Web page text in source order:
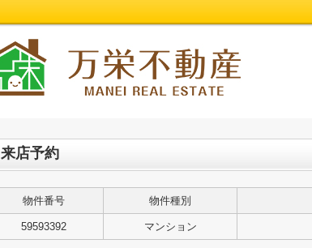
来店予約
物件番号 物件種別
59593392 マンション